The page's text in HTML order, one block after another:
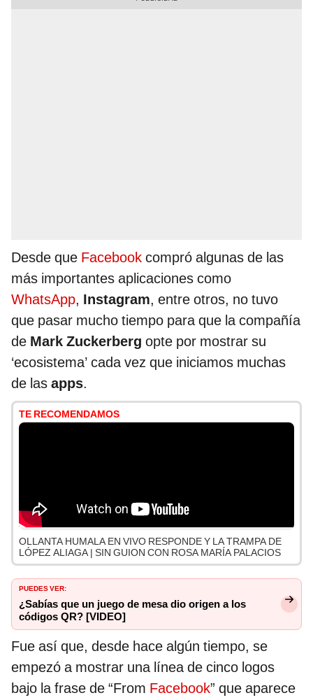
Desde que Facebook compró algunas de las
más importantes aplicaciones como
WhatsApp, Instagram, entre otros, no tuvo
que pasar mucho tiempo para que la compañía
de Mark Zuckerberg opte por mostrar su
‘ecosistema’ cada vez que iniciamos muchas
de las apps.
TE RECOMENDAMOS
OLLANTA HUMALA EN VIVO RESPONDE Y LA TRAMPA DE
LÓPEZ ALIAGA | SIN GUION CON ROSA MARÍA PALACIOS
PUEDES VER:
¿Sabías que un juego de mesa dio origen a los
códigos QR? [VIDEO]
Fue así que, desde hace algún tiempo, se
empezó a mostrar una línea de cinco logos
bajo la frase de “From Facebook” que aparece